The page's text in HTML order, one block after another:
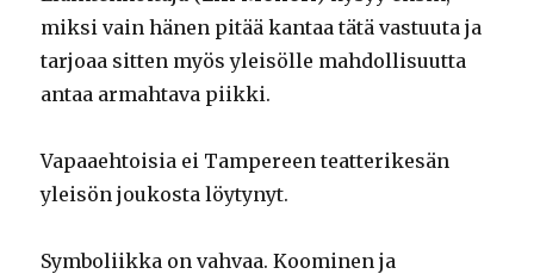
miksi vain hänen pitää kantaa tätä vastuuta ja
tarjoaa sitten myös yleisölle mahdollisuutta
antaa armahtava piikki.
Vapaaehtoisia ei Tampereen teatterikesän
yleisön joukosta löytynyt.
Symboliikka on vahvaa. Koominen ja